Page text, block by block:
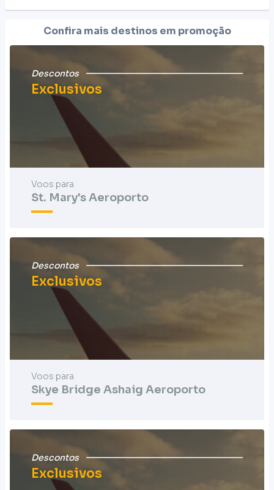
Confira mais destinos em promoção
Descontos
Exclusivos
Voos para
St. Mary's Aeroporto
Descontos
Exclusivos
Voos para
Skye Bridge Ashaig Aeroporto
Descontos
Exclusivos